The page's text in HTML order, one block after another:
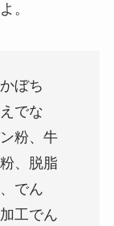
。
ぼち
でな
粉、牛
、脱脂
でん
工でん